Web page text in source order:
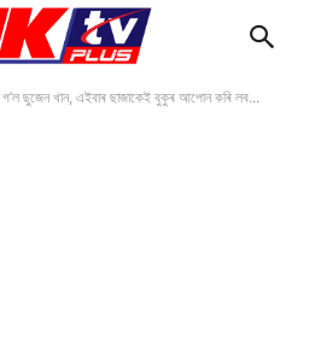
ছুজেন খান, এইবাৰ ছাজাকেই বুকুৰ আপোন কৰি লব...